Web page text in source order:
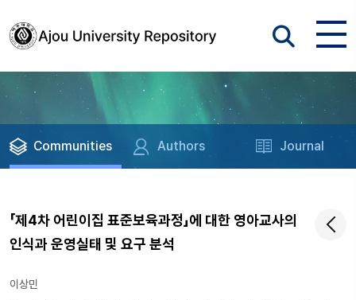
Communities Authors Journal
「제4차 어린이집 표준보육과정」에 대한 영아교사의
인식과 운영실태 및 요구 분석
이상민